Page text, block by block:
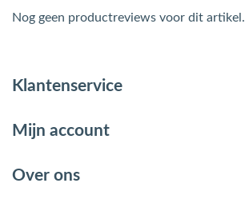
Nog geen productreviews voor dit artikel.
Klantenservice
Mijn account
Over ons